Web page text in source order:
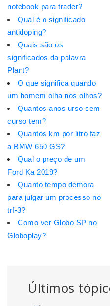
Últimos
notebook para trader?
Qual é o significado
antidoping?
Quais são os
significados da palavra
Plant?
O que significa quando
um homem olha nos olhos?
Quantos anos urso sem
curso tem?
Quantos km por litro faz
a BMW 650 GS?
Qual o preço de um
Ford Ka 2019?
Quanto tempo demora
para julgar um processo no
trf-3?
Como ver Globo SP no
Globoplay?